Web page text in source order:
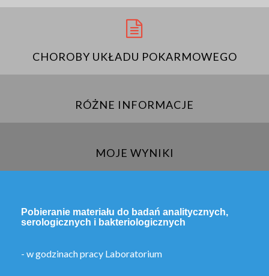
CHOROBY UKŁADU POKARMOWEGO
RÓŻNE INFORMACJE
MOJE WYNIKI
Pobieranie materiału do badań analitycznych,
serologicznych i bakteriologicznych
- w godzinach pracy Laboratorium